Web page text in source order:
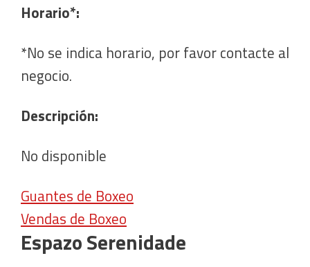
Horario*:
*No se indica horario, por favor contacte al
negocio.
Descripción:
No disponible
Guantes de Boxeo
Vendas de Boxeo
Espazo Serenidade